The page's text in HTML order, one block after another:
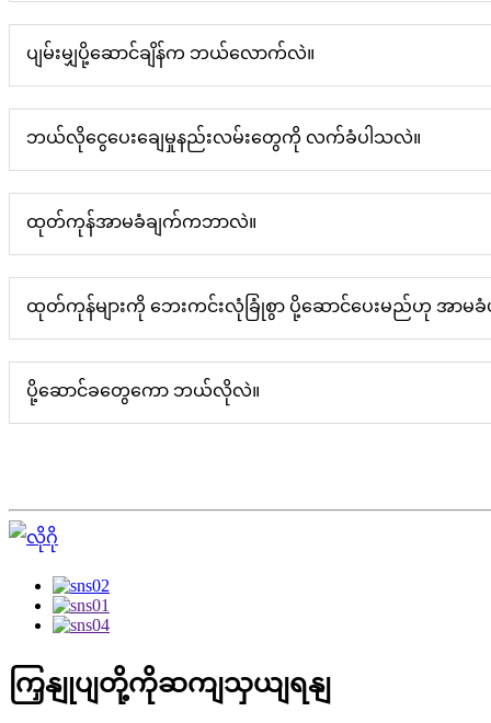
ပျမ်းမျှပို့ဆောင်ချိန်က ဘယ်လောက်လဲ။
ဘယ်လိုငွေပေးချေမှုနည်းလမ်းတွေကို လက်ခံပါသလဲ။
ထုတ်ကုန်အာမခံချက်ကဘာလဲ။
ထုတ်ကုန်များကို ဘေးကင်းလုံခြုံစွာ ပို့ဆောင်ပေးမည်ဟု အာမခံ
ပို့ဆောင်ခတွေကော ဘယ်လိုလဲ။
ကြှနျုပျတို့ကိုဆကျသှယျရနျ